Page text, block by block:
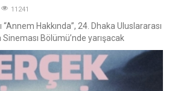
11241
“Annem Hakkında”, 24. Dhaka Uluslararası
Bölümü’nde yarışacak